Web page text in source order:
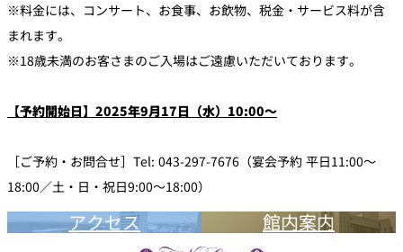
※料金には、コンサート、お食事、お飲物、税金・サービス料が含
まれます。
※18歳未満のお客さまのご入場はご遠慮いただいております。
【予約開始日】2025年9月17日（水）10:00～
［ご予約・お問合せ］Tel: 043-297-7676（宴会予約 平日11:00～
18:00／土・日・祝日9:00～18:00）
アクセス 館内案内